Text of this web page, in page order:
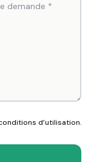
d’utilisation.